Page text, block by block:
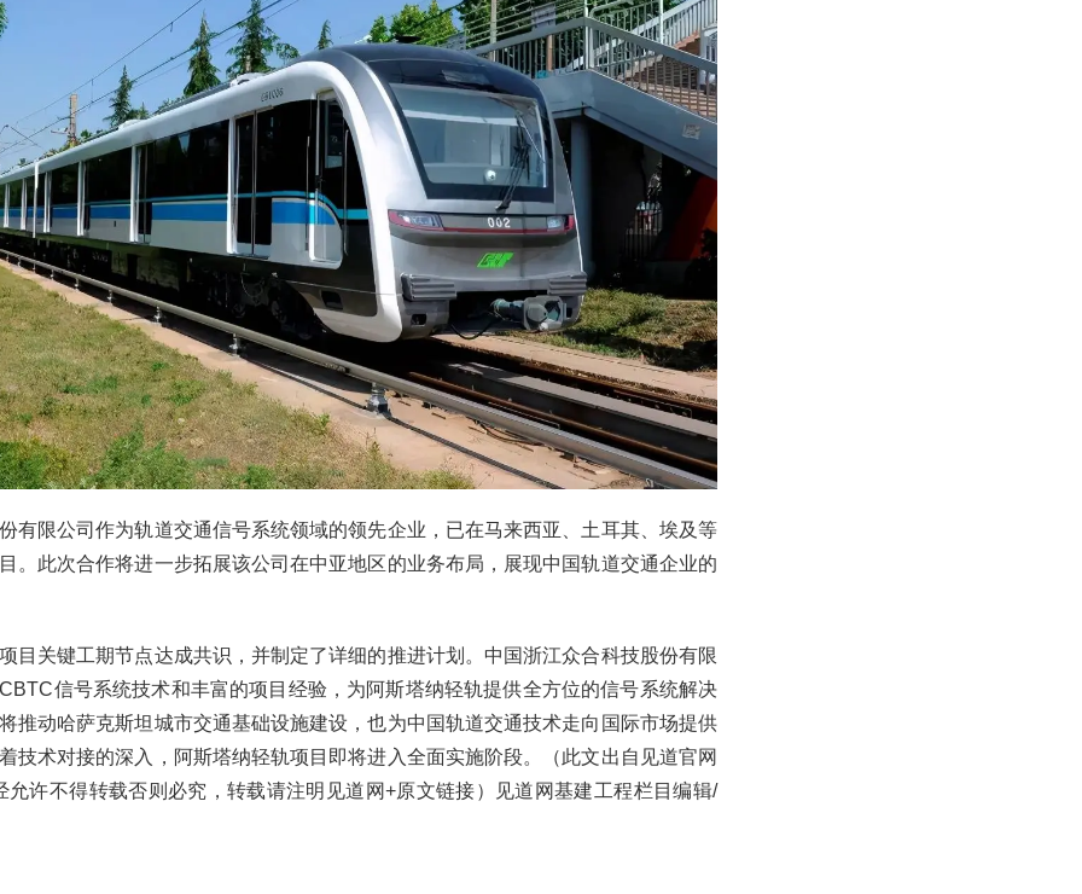
有限公司作为轨道交通信号系统领域的领先企业，已在马来西亚、土耳其、埃及等
。此次合作将进一步拓展该公司在中亚地区的业务布局，展现中国轨道交通企业的
目关键工期节点达成共识，并制定了详细的推进计划。中国浙江众合科技股份有限
信号系统技术和丰富的项目经验，为阿斯塔纳轻轨提供全方位的信号系统解决
推动哈萨克斯坦城市交通基础设施建设，也为中国轨道交通技术走向国际市场提供
技术对接的深入，阿斯塔纳轻轨项目即将进入全面实施阶段。（此文出自见道官网
允许不得转载否则必究，转载请注明见道网+原文链接）见道网基建工程栏目编辑/